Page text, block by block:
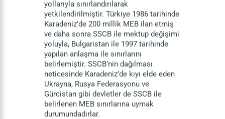
yollarıyla sınırlandırılarak
yetkilendirilmiştir. Türkiye 1986 tarihinde
Karadeniz’de 200 millik MEB ilan etmiş
ve daha sonra SSCB ile mektup değişimi
yoluyla, Bulgaristan ile 1997 tarihinde
yapılan anlaşma ile sınırlarını
belirlemiştir. SSCB’nin dağılması
neticesinde Karadeniz’de kıyı elde eden
Ukrayna, Rusya Federasyonu ve
Gürcistan gibi devletler de SSCB ile
belirlenen MEB sınırlarına uymak
durumundadırlar.